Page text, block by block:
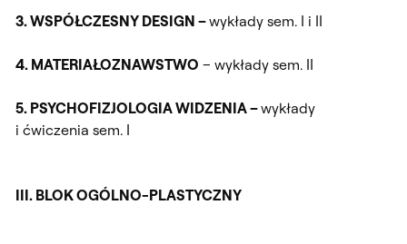
3. WSPÓŁCZESNY DESIGN –wykłady sem. I i II
4. MATERIAŁOZNAWSTWO – wykłady sem. II
5. PSYCHOFIZJOLOGIA WIDZENIA –wykłady
i ćwiczenia sem. I
III. BLOK OGÓLNO-PLASTYCZNY